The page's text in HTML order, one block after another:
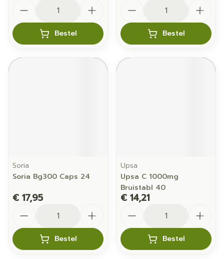
Bestel Bestel
Soria
Soria Bg300 Caps 24
€ 17,95
Bestel
Upsa
Upsa C 1000mg
Bruistabl 40
€ 14,21
Bestel